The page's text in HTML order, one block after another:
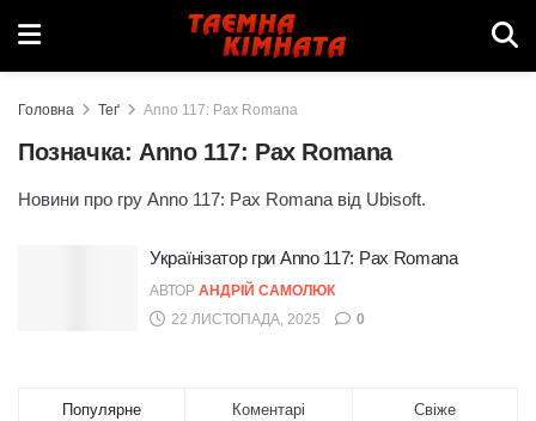
Головна Теґ Anno 117: Pax Romana
Позначка: Anno 117: Pax Romana
Новини про гру Anno 117: Pax Romana від Ubisoft.
Українізатор гри Anno 117: Pax Romana
АВТОР АНДРІЙ САМОЛЮК
22 ЛИСТОПАДА, 2025
0
Популярне Коментарі Свіже